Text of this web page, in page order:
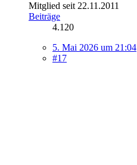
Mitglied seit 22.11.2011
Beiträge
4.120
5. Mai 2026 um 21:04
#17